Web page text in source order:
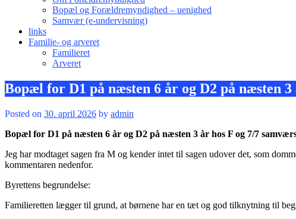
Bopæl og Forældremyndighed – uenighed
Samvær (e-undervisning)
links
Familie- og arveret
Familieret
Arveret
Bopæl for D1 på næsten 6 år og D2 på næsten
Posted on 30. april 2026 by admin
Bopæl for D1 på næsten 6 år og D2 på næsten 3 år hos F og 7/7
Jeg har modtaget sagen fra M og kender intet til sagen udover det, som
kommentaren nedenfor.
Byrettens begrundelse:
Familieretten lægger til grund, at børnene har en tæt og god tilknytning til